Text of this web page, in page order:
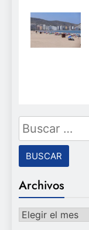
Buscar:
Archivos
Archivos